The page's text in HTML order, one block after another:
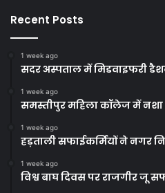
Recent Posts
1 week ago
सदर अस्पताल में मिडवाइफरी
1 week ago
समस्तीपुर महिला कॉलेज में नशा
1 week ago
हड़ताली सफाईकर्मियों ने नगर
1 week ago
विश्व बाघ दिवस पर राजगीर जू